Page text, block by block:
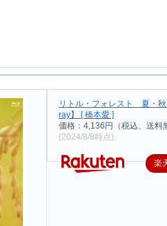
リトル・フォレスト 夏・
ray】 [ 橋本愛 ]
価格：4,136円（税込、送料
(2024/8/8時点)
楽